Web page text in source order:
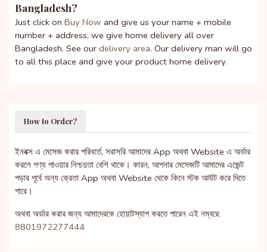
Bangladesh?
Just click on Buy Now and give us your name + mobile
number + address, we give home delivery all over
Bangladesh. See our delivery area. Our delivery man will go
to all this place and give your product home delivery.
How to Order?
ইনবক্স এ মেসেজ করার পরিবর্তে, সরাসরি আমাদের App অথবা Website এ অর্ডার
করলে পণ্য পাওয়ার নিশ্চয়তা বেশি থাকে। কারন, আপনার মেসেজটি আমাদের এজেন্ট
পড়ার পূর্বে অন্য ক্রেতা App অথবা Website থেকে কিনে স্টক আউট করে দিতে
পারে।
অথবা অর্ডার করার জন্য আমাদেরকে হোয়াটস্যাপ করতে পারেন এই নম্বরে:
8801972277444